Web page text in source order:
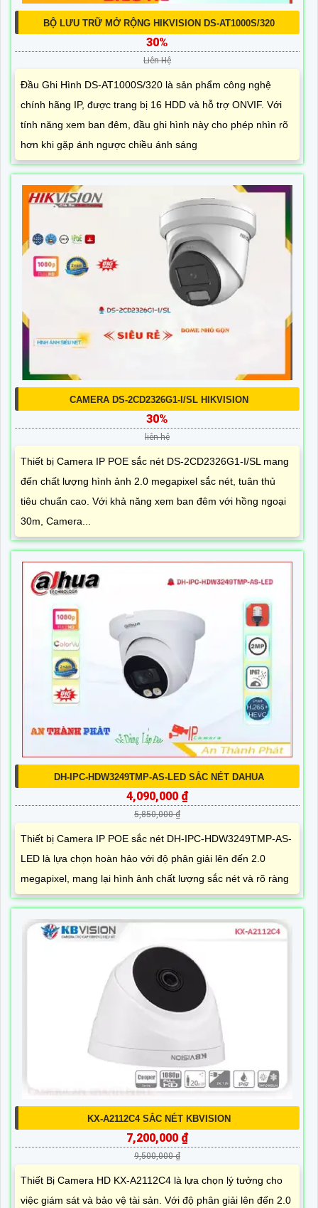
BỘ LƯU TRỮ MỞ RỘNG HIKVISION DS-AT1000S/320
30%
Liên Hệ
Đầu Ghi Hình DS-AT1000S/320 là sản phẩm công nghệ
chính hãng IP, được trang bị 16 HDD và hỗ trợ ONVIF. Với
tính năng xem ban đêm, đầu ghi hình này cho phép nhìn rõ
hơn khi gặp ánh ngược chiều ánh sáng
CAMERA DS-2CD2326G1-I/SL HIKVISION
30%
liên hệ
Thiết bị Camera IP POE sắc nét DS-2CD2326G1-I/SL mang
đến chất lượng hình ảnh 2.0 megapixel sắc nét, tuân thủ
tiêu chuẩn cao. Với khả năng xem ban đêm với hồng ngoại
30m, Camera...
DH-IPC-HDW3249TMP-AS-LED SẮC NÉT DAHUA
4,090,000 ₫
5,850,000 ₫
Thiết bị Camera IP POE sắc nét DH-IPC-HDW3249TMP-AS-
LED là lựa chọn hoàn hảo với độ phân giải lên đến 2.0
megapixel, mang lại hình ảnh chất lượng sắc nét và rõ ràng
KX-A2112C4 SẮC NÉT KBVISION
7,200,000 ₫
9,500,000 ₫
Thiết Bị Camera HD KX-A2112C4 là lựa chọn lý tưởng cho
việc giám sát và bảo vệ tài sản. Với độ phân giải lên đến 2.0